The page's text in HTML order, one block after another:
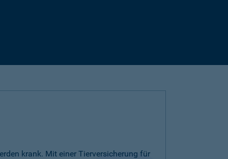
krank. Mit einer Tierversicherung für